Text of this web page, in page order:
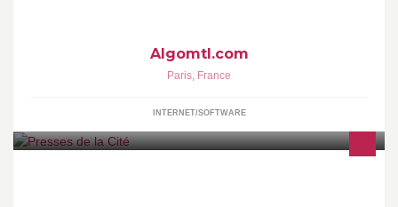
Algomtl.com
Paris, France
INTERNET/SOFTWARE